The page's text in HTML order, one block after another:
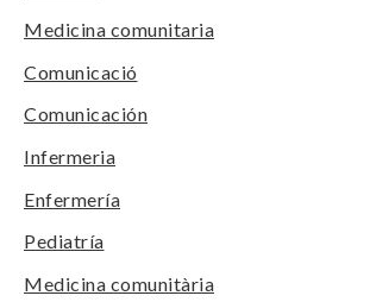
Medicina comunitaria
Comunicació
Comunicación
Infermeria
Enfermería
Pediatría
Medicina comunitària